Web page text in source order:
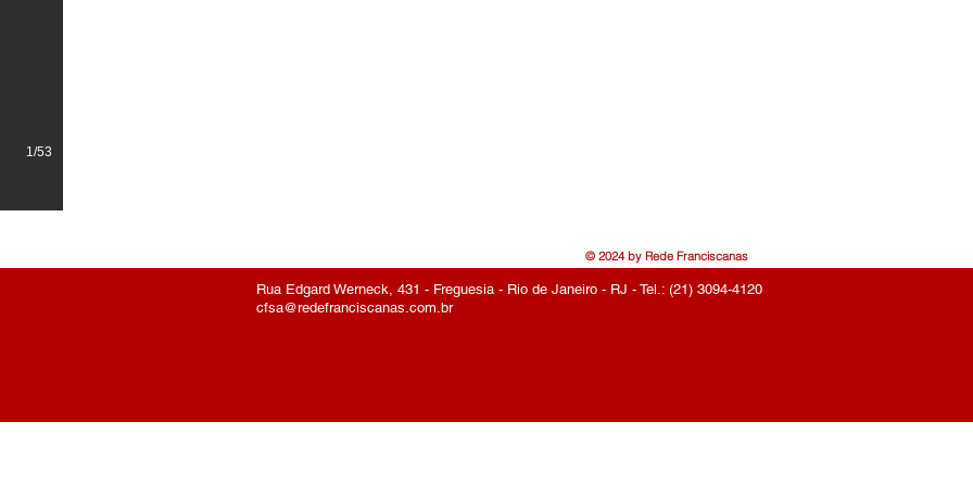
1/53
© 2024 by Rede Franciscanas
Rua Edgard Werneck, 431 - Freguesia - Rio de Janeiro - RJ - Tel.: (21) 3094-4120
cfsa@redefranciscanas.com.br